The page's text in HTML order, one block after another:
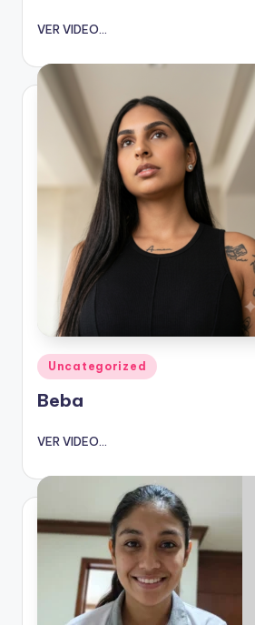
VER VIDEO...
Publicado
en
Uncategorized
Beba
VER VIDEO...